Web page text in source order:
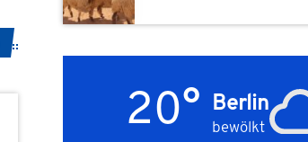
Berlin
bewölkt
20°